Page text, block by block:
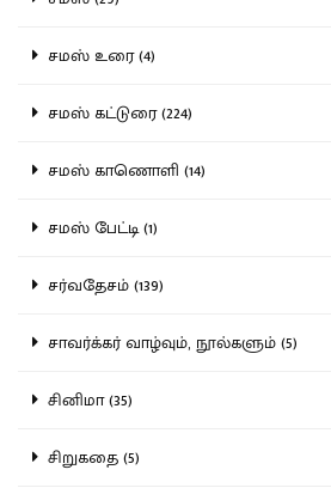
சமஸ் உரை (4)
சமஸ் கட்டுரை (224)
சமஸ் காணொளி (14)
சமஸ் பேட்டி (1)
சர்வதேசம் (139)
சாவர்க்கர் வாழ்வும், நூல்களும் (5)
சினிமா (35)
சிறுகதை (5)